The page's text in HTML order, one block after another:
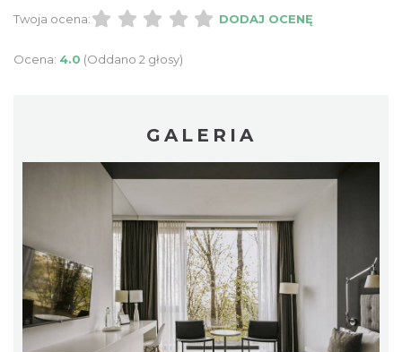
Twoja ocena: DODAJ OCENĘ
Ocena: 4.0 (Oddano 2 głosy)
GALERIA